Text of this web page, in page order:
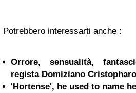
Potrebbero interessarti anche :
Orrore, sensualità,
regista Domiziano
'Hortense', he used to name